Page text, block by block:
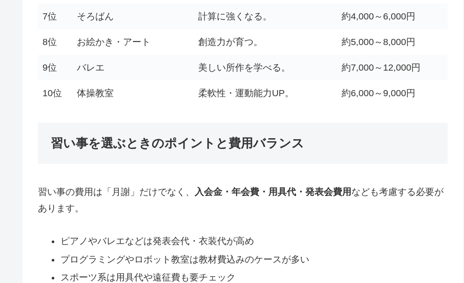
7位 そろばん 計算に強くなる。 約4,000～6,000円
8位 お絵かき・アート 創造力が育つ。 約5,000～8,000円
9位 バレエ 美しい所作を学べる。 約7,000～12,000円
10位 体操教室 柔軟性・運動能力UP。 約6,000～9,000円
習い事を選ぶときのポイントと費用バランス
習い事の費用は「月謝」だけでなく、 入会金・年会費・用具代・発表会費用 なども考慮する必要が
あります。
ピアノやバレエなどは発表会代・衣装代が高め
プログラミングやロボット教室は教材費込みのケースが多い
スポーツ系は用具代や遠征費も要チェック